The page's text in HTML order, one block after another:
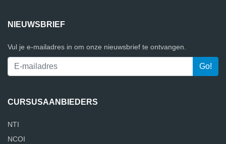
NIEUWSBRIEF
Vul je e-mailadres in om onze nieuwsbrief te ontvangen.
CURSUSAANBIEDERS
NTI
NCOI